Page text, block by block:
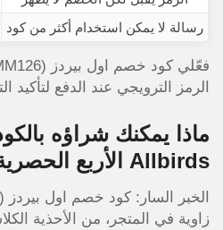
رسالة لا يمكن استخدام أكثر من كود
الرمز الترويجي عند الدفع لتأكيد
ماذا يمكنك شراؤه
Allbirds الأربع الحصرية
زاوية في المتجر، من الأحذية